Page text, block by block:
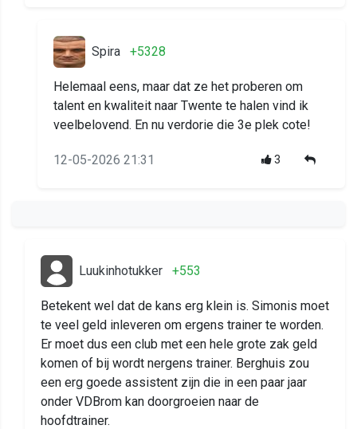
Spira +5328
Helemaal eens, maar dat ze het proberen om
talent en kwaliteit naar Twente te halen vind ik
veelbelovend. En nu verdorie die 3e plek cote!
12-05-2026 21:31 3
Luukinhotukker +553
Betekent wel dat de kans erg klein is. Simonis moet
te veel geld inleveren om ergens trainer te worden.
Er moet dus een club met een hele grote zak geld
komen of bij wordt nergens trainer. Berghuis zou
een erg goede assistent zijn die in een paar jaar
onder VDBrom kan doorgroeien naar de
hoofdtrainer.